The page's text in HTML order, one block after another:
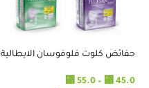
حفائض كلوت فلوفوسان الايطالية
⃁ 45.0
–
⃁ 55.0